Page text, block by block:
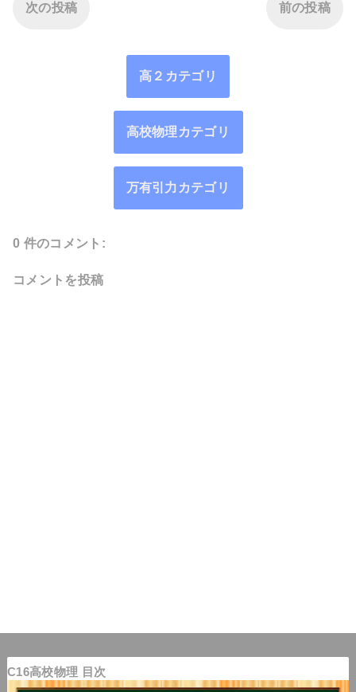
次の投稿 前の投稿
高２カテゴリ
高校物理カテゴリ
万有引力カテゴリ
0 件のコメント:
コメントを投稿
C16高校物理 目次